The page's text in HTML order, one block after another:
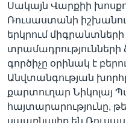
Սակայն Վարքիի
Ռուսաստանի
երկրում
գործիչը օրինակ է
Անվտանգության
քարտուղար Նիկոլայ
հայտարարությունը,
սպառնալիք են